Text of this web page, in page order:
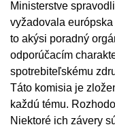
Ministerstve
vyžadovala
to akýsi poradný
odporúčacím
spotrebiteľskému
Táto komisia je
každú tému.
Niektoré ich závery